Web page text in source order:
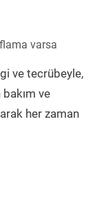
varsa
ve tecrübeyle,
bakım ve
her zaman